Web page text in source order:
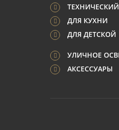
ДЛЯ КУХНИ
ДЛЯ ДЕТСКОЙ
УЛИЧНОЕ
АКСЕССУАРЫ